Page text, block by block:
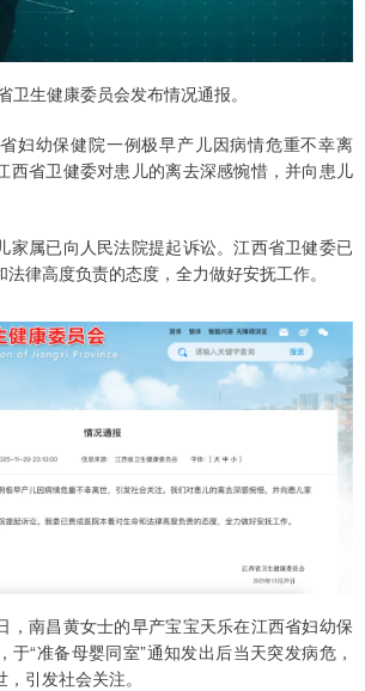
卫生健康委员会发布情况通报。
妇幼保健院一例极早产儿因病情危重不幸离
西省卫健委对患儿的离去深感惋惜，并向患儿
家属已向人民法院提起诉讼。江西省卫健委已
律高度负责的态度，全力做好安抚工作。
，南昌黄女士的早产宝宝天乐在江西省妇幼保
于“准备母婴同室”通知发出后当天突发病危，
引发社会关注。